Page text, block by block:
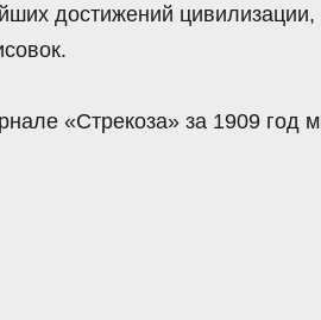
достижений цивилизации,
«Стрекоза» за 1909 год